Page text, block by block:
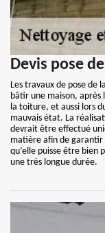
Devis pose
Les travaux de pose de
bâtir une maison,
la toiture, et aussi lors
mauvais état. La
devrait être effectué
matière afin de
qu’elle puisse être bien
une très longue durée.